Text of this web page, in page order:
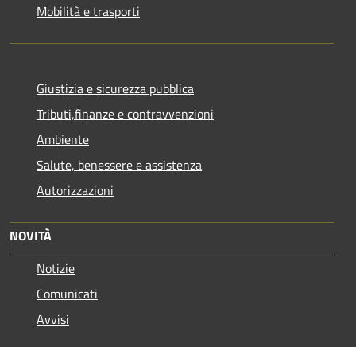
Mobilità e trasporti
Giustizia e sicurezza pubblica
Tributi,finanze e contravvenzioni
Ambiente
Salute, benessere e assistenza
Autorizzazioni
NOVITÀ
Notizie
Comunicati
Avvisi